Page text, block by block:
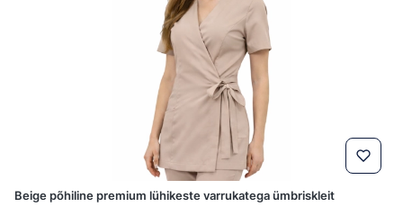
Beige põhiline premium lühikeste varrukatega ümbriskleit